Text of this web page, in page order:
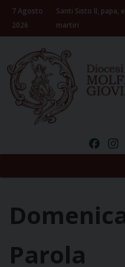
Skip
content
7 Agosto
2026
Santi Sisto II, papa,
martiri
Parola